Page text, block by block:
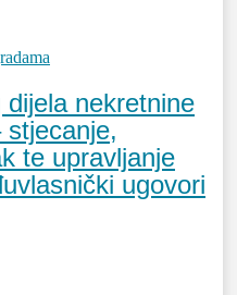
nekretnine
te upravljanje
ugovori